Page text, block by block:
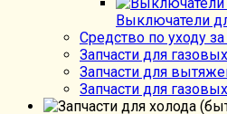
Выключатели
Средство по уходу
Запчасти для
Запчасти для
Запчасти для